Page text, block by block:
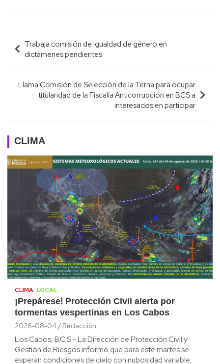
Navegación
de
entradas
Trabaja comisión de Igualdad de género en
dictámenes pendientes
Llama Comisión de Selección de la Terna para ocupar
titularidad de la Fiscalía Anticorrupción en BCS a
interesados en participar
CLIMA
CLIMA LOCAL
¡Prepárese! Protección Civil alerta por
tormentas vespertinas en Los Cabos
2026-08-04 Redacción
Los Cabos, B.C.S.- La Dirección de Protección Civil y
Gestión de Riesgos informó que para este martes se
esperan condiciones de cielo con nubosidad variable,